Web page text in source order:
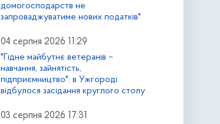
домогосподарств не
запроваджуватиме нових податків"
04 серпня 2026 11:29
"Гідне майбутнє ветеранів –
навчання, зайнятість,
підприємництво": в Ужгороді
відбулося засідання круглого столу
03 серпня 2026 17:31